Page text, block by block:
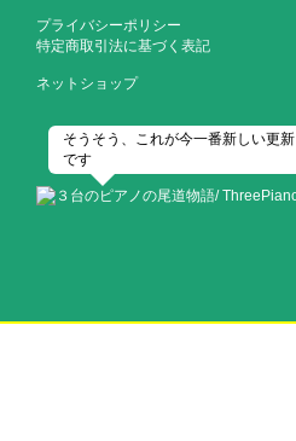
プライバシーポリシー
特定商取引法に基づく表記
ネットショップ
そうそう、これが今一番新しい更新
です